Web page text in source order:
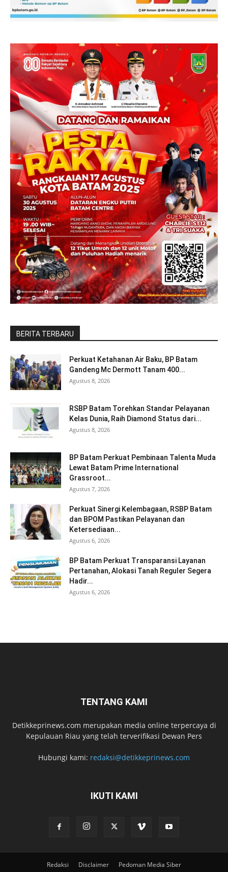
BERITA TERBARU
Perkuat Ketahanan Air Baku, BP Batam
Gandeng Mc Dermott Tanam 400...
Agustus 8, 2026
RSBP Batam Torehkan Standar Pelayanan
Kelas Dunia, Raih Diamond Status dari...
Agustus 8, 2026
BP Batam Perkuat Pembinaan Talenta Muda
Lewat Batam Prime International
Grassroot...
Agustus 7, 2026
Perkuat Sinergi Kelembagaan, RSBP Batam
dan BPOM Pastikan Pelayanan dan
Ketersediaan...
Agustus 6, 2026
BP Batam Perkuat Transparansi Layanan
Pertanahan, Alokasi Tanah Reguler Segera
Hadir...
Agustus 6, 2026
TENTANG KAMI
Detikkeprinews.com merupakan media online terpercaya di
Kepulauan Riau yang telah terverifikasi Dewan Pers
Hubungi kami: redaksi@detikkeprinews.com
IKUTI KAMI
Redaksi Disclaimer Pedoman Media Siber